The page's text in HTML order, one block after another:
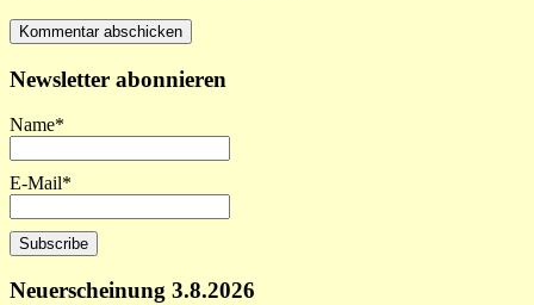
Newsletter abonnieren
Name*
E-Mail*
Neuerscheinung 3.8.2026